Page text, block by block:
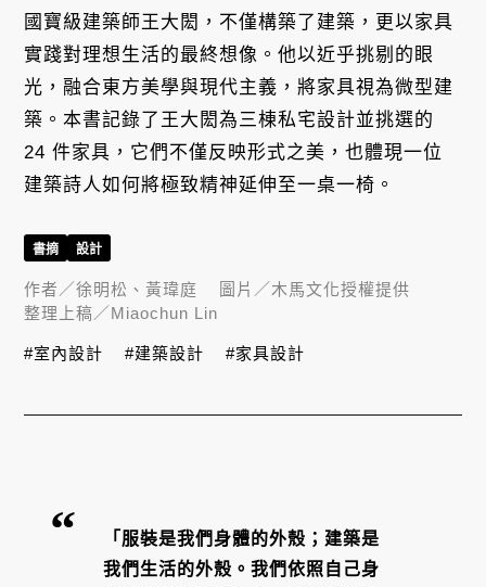
國寶級建築師王大閎，不僅構築了建築，更以家具
實踐對理想生活的最終想像。他以近乎挑剔的眼
光，融合東方美學與現代主義，將家具視為微型建
築。本書記錄了王大閎為三棟私宅設計並挑選的
24 件家具，它們不僅反映形式之美，也體現一位
建築詩人如何將極致精神延伸至一桌一椅。
「服裝是我們身體的外殼；建築是
我們生活的外殼。我們依照自己身
書摘 設計
作者／徐明松、黃瑋庭 圖片／木馬文化授權提供
整理上稿／Miaochun Lin
#室內設計 #建築設計 #家具設計